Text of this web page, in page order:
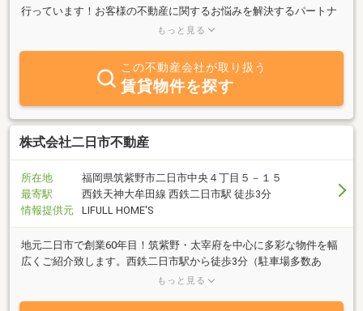
行っています！お客様の不動産に関するお悩みを解決するパートナ
ーとして、ご相談等お気軽にお問い合わせください。売却物件も募
もっと見る
この不動産会社が取り扱う
賃貸物件を探す
株式会社二日市不動産
所在地
福岡県筑紫野市二日市中央４丁目５－１５
最寄駅
西鉄天神大牟田線 西鉄二日市駅 徒歩3分
情報提供元
LIFULL HOME'S
地元二日市で創業60年目！筑紫野・太宰府を中心に多彩な物件を幅
広くご紹介致します。西鉄二日市駅から徒歩3分（駐車場多数あ
り）。売買・賃貸・管理不動産に関することなら何でもご相談下さ
もっと見る